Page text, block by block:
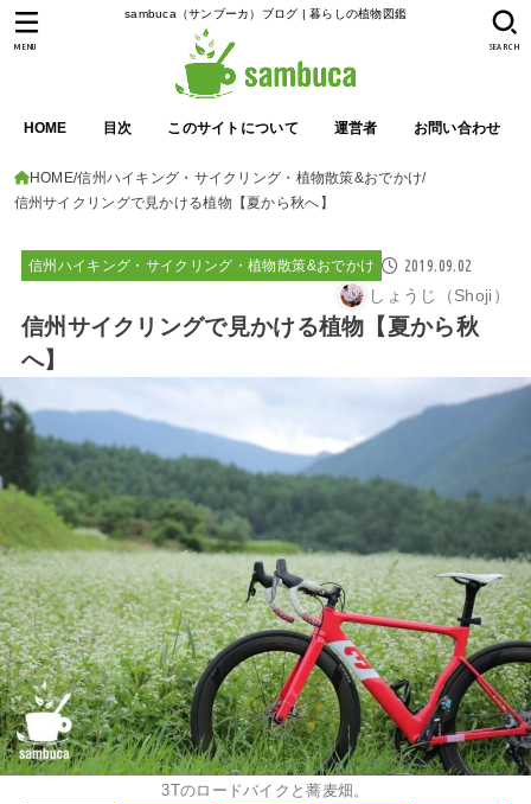
sambuca（サンブーカ）ブログ | 暮らしの植物図鑑
HOME 目次 このサイトについて 運営者 お問い合わせ
SEARCH
MENU
HOME 信州ハイキング・サイクリング・植物散策&おでかけ
信州サイクリングで見かける植物【夏から秋へ】
信州ハイキング・サイクリング・植物散策&おでかけ
2019.09.02
しょうじ（Shoji）
信州サイクリングで見かける植物【夏から秋
へ】
3Tのロードバイクと蕎麦畑。